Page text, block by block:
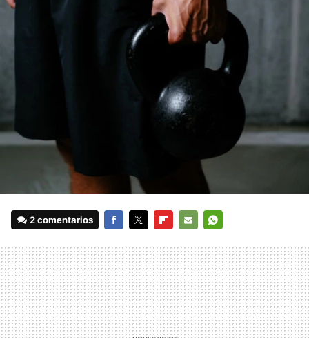
2 comentarios
MAIL